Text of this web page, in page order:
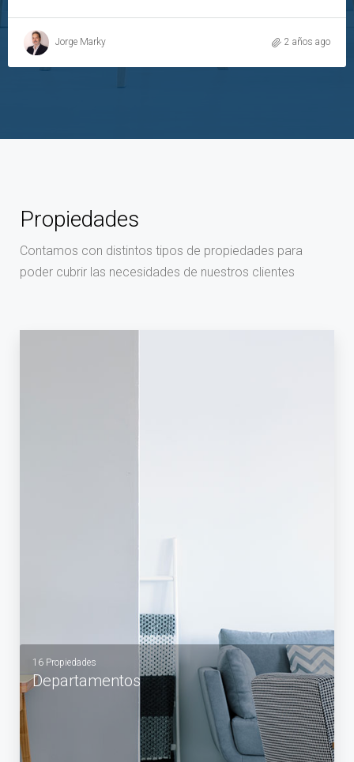
Jorge Marky 2 años ago
Propiedades
Contamos con distintos tipos de propiedades para
poder cubrir las necesidades de nuestros clientes
16 Propiedades
Departamentos